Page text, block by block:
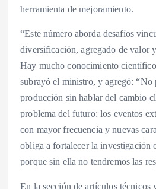
herramienta de mejoramiento.
“Este número aborda desafíos
diversificación, agregado de valor
Hay mucho conocimiento
subrayó el ministro, y agregó: “No
producción sin hablar del cambio
problema del futuro: los eventos
con mayor frecuencia y nuevas
obliga a fortalecer la investigación
porque sin ella no tendremos las
En la sección de artículos técnicos